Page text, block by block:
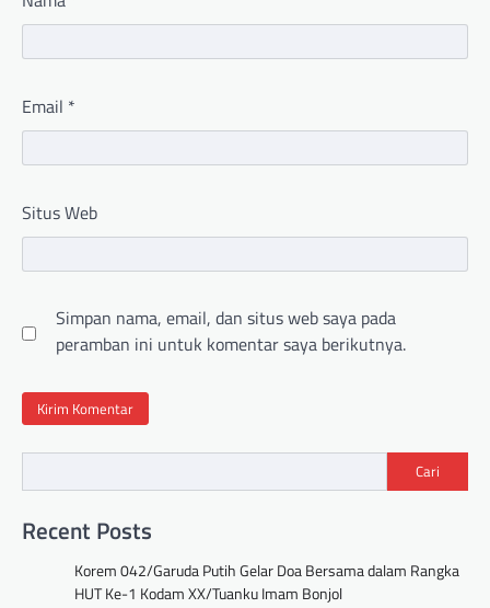
Email *
Situs Web
Simpan nama, email, dan situs web saya pada
peramban ini untuk komentar saya berikutnya.
Cari
Recent Posts
Korem 042/Garuda Putih Gelar Doa Bersama dalam Rangka
HUT Ke-1 Kodam XX/Tuanku Imam Bonjol